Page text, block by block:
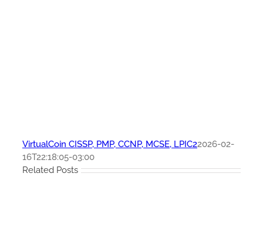
VirtualCoin CISSP, PMP, CCNP, MCSE, LPIC22026-02-
16T22:18:05-03:00
Related Posts